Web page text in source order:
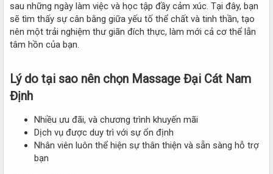
sau những ngày làm việc và học tập đầy cảm xúc. Tại đây, bạn
sẽ tìm thấy sự cân bằng giữa yếu tố thể chất và tinh thần, tạo
nên một trải nghiệm thư giãn đích thực, làm mới cả cơ thể lẫn
tâm hồn của bạn.
Lý do tại sao nên chọn Massage Đại Cát Nam
Định
Nhiều ưu đãi, và chương trình khuyến mãi
Dịch vụ được duy trì với sự ổn định
Nhân viên luôn thể hiện sự thân thiện và sẵn sàng hỗ trợ
bạn